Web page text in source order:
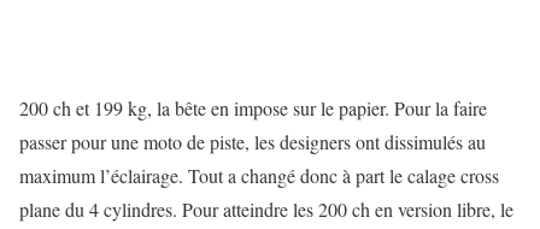
200 ch et 199 kg, la bête en impose sur le papier. Pour la faire
passer pour une moto de piste, les designers ont dissimulés au
maximum l’éclairage. Tout a changé donc à part le calage cross
plane du 4 cylindres. Pour atteindre les 200 ch en version libre, le